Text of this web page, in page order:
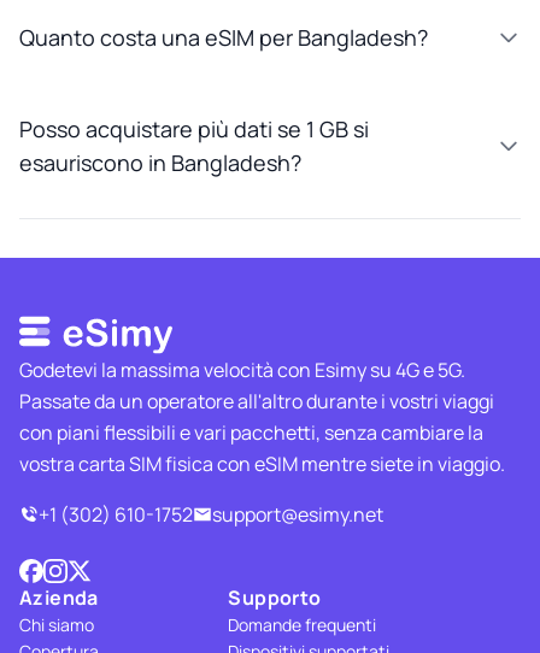
Quanto costa una eSIM per Bangladesh?
Posso acquistare più dati se 1 GB si
esauriscono in Bangladesh?
Godetevi la massima velocità con Esimy su 4G e 5G.
Passate da un operatore all'altro durante i vostri viaggi
con piani flessibili e vari pacchetti, senza cambiare la
vostra carta SIM fisica con eSIM mentre siete in viaggio.
+1 (302) 610-1752
support@esimy.net
Azienda
Chi siamo
Supporto
Domande frequenti